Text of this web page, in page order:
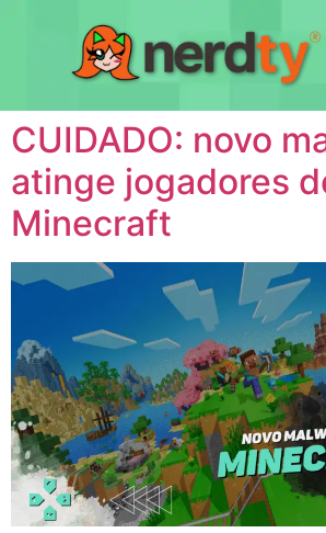
CUIDADO: novo
atinge jogadores
Minecraft